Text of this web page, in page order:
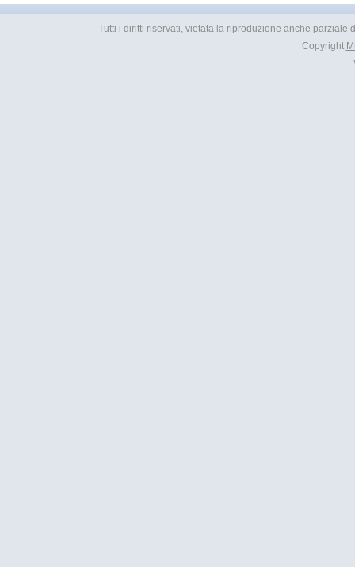
Tutti i diritti riservati, vietata la riproduzione anche
Copyright